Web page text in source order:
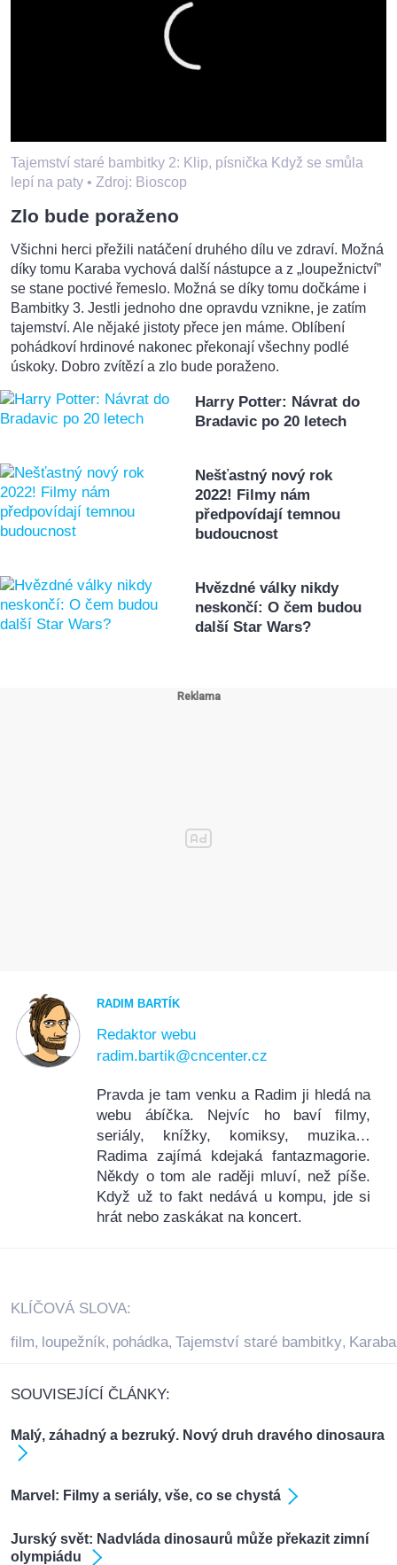
Tajemství staré bambitky 2: Klip, písnička Když se smůla
lepí na paty • Zdroj: Bioscop
Zlo bude poraženo
Všichni herci přežili natáčení druhého dílu ve zdraví. Možná
díky tomu Karaba vychová další nástupce a z „loupežnictví”
se stane poctivé řemeslo. Možná se díky tomu dočkáme i
Bambitky 3. Jestli jednoho dne opravdu vznikne, je zatím
tajemství. Ale nějaké jistoty přece jen máme. Oblíbení
pohádkoví hrdinové nakonec překonají všechny podlé
úskoky. Dobro zvítězí a zlo bude poraženo.
Harry Potter: Návrat do
Bradavic po 20 letech
Nešťastný nový rok
2022! Filmy nám
předpovídají temnou
budoucnost
Hvězdné války nikdy
neskončí: O čem budou
další Star Wars?
RADIM BARTÍK
Redaktor webu
radim.bartik@cncenter.cz
Pravda je tam venku a Radim ji hledá na
webu ábíčka. Nejvíc ho baví filmy,
seriály, knížky, komiksy, muzika…
Radima zajímá kdejaká fantazmagorie.
Někdy o tom ale raději mluví, než píše.
Když už to fakt nedává u kompu, jde si
hrát nebo zaskákat na koncert.
KLÍČOVÁ SLOVA:
film, loupežník, pohádka, Tajemství staré bambitky, Karaba
SOUVISEJÍCÍ ČLÁNKY:
Malý, záhadný a bezruký. Nový druh dravého dinosaura
Marvel: Filmy a seriály, vše, co se chystá
Jurský svět: Nadvláda dinosaurů může překazit zimní
olympiádu